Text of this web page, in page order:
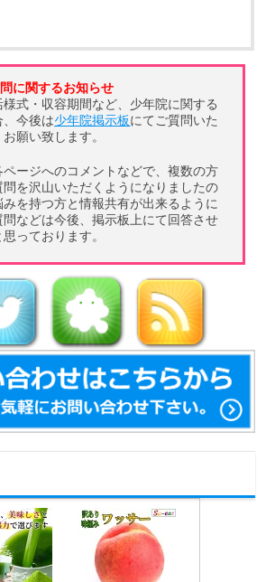
に関するお知らせ
式・収容期間など、少年院に関する
、今後は少年院掲示板にてご質問いた
願い致します。
ージへのコメントなどで、複数の方
を沢山いただくようになりましたの
を持つ方と情報共有が出来るように
などは今後、掲示板上にて回答させ
っております。